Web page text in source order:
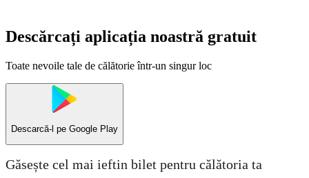
Descărcați aplicația noastră gratuit
Toate nevoile tale de călătorie într-un singur loc
Descarcă-l pe Google Play
Găsește cel mai ieftin bilet pentru călătoria ta